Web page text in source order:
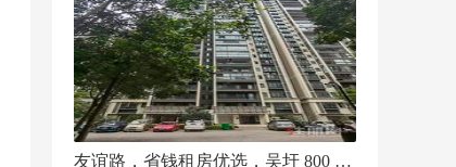
友谊路，省钱租房优选，吴圩 800 元宽敞单间紧邻生活商圈